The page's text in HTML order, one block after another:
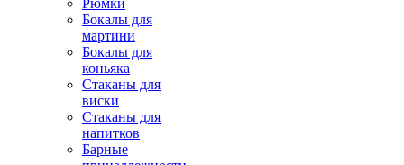
Рюмки
Бокалы для
мартини
Бокалы для
коньяка
Стаканы для
виски
Стаканы для
напитков
Барные